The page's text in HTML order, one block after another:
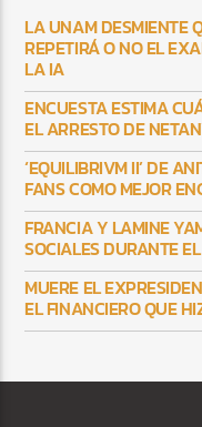
LA UNAM DESMIENTE
REPETIRÁ O NO EL
LA IA
ENCUESTA ESTIMA
EL ARRESTO DE
‘EQUILIBRIVM II’ DE
FANS COMO MEJOR
FRANCIA Y LAMINE
SOCIALES DURANTE
MUERE EL
EL FINANCIERO QUE